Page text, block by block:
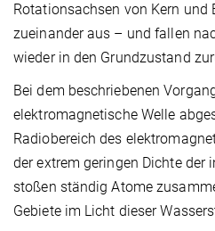
Rotationsachsen von Kern und
zueinander aus – und fallen
wieder in den Grundzustand
Bei dem beschriebenen
elektromagnetische Welle
Radiobereich des
der extrem geringen Dichte der
stoßen ständig Atome
Gebiete im Licht dieser